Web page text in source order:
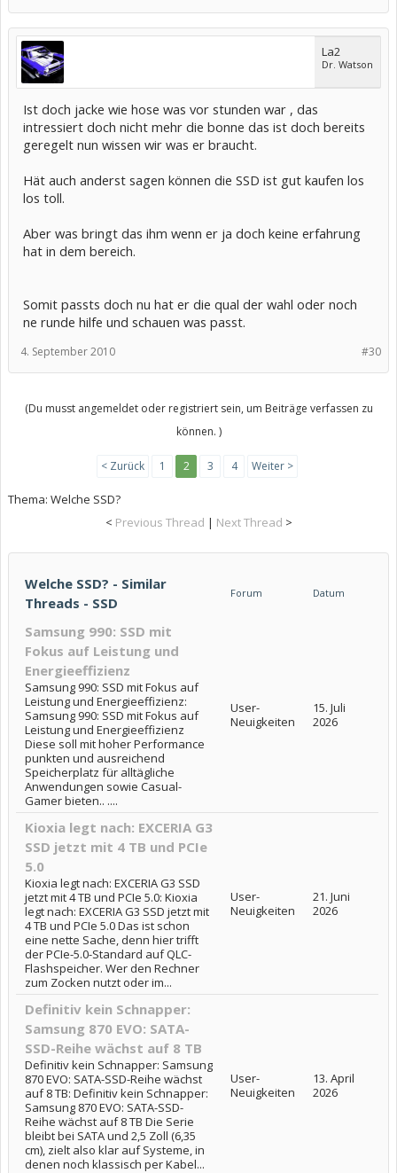
La2
Dr. Watson
Ist doch jacke wie hose was vor stunden war , das
intressiert doch nicht mehr die bonne das ist doch bereits
geregelt nun wissen wir was er braucht.
Hät auch anderst sagen können die SSD ist gut kaufen los
los toll.
Aber was bringt das ihm wenn er ja doch keine erfahrung
hat in dem bereich.
Somit passts doch nu hat er die qual der wahl oder noch
ne runde hilfe und schauen was passt.
#30
4. September 2010
(Du musst angemeldet oder registriert sein, um Beiträge verfassen zu
können. )
< Zurück 1 2 3 4 Weiter >
Thema: Welche SSD?
< Previous Thread | Next Thread >
Welche SSD? - Similar
Threads - SSD
Forum Datum
Samsung 990: SSD mit
Fokus auf Leistung und
Energieeffizienz
Samsung 990: SSD mit Fokus auf
Leistung und Energieeffizienz:
Samsung 990: SSD mit Fokus auf
Leistung und Energieeffizienz
Diese soll mit hoher Performance
punkten und ausreichend
Speicherplatz für alltägliche
Anwendungen sowie Casual-
Gamer bieten.. ....
User-
Neuigkeiten
15. Juli
2026
Kioxia legt nach: EXCERIA G3
SSD jetzt mit 4 TB und PCIe
5.0
Kioxia legt nach: EXCERIA G3 SSD
jetzt mit 4 TB und PCIe 5.0: Kioxia
legt nach: EXCERIA G3 SSD jetzt mit
4 TB und PCIe 5.0 Das ist schon
eine nette Sache, denn hier trifft
der PCIe-5.0-Standard auf QLC-
Flashspeicher. Wer den Rechner
zum Zocken nutzt oder im...
User-
Neuigkeiten
21. Juni
2026
Definitiv kein Schnapper:
Samsung 870 EVO: SATA-
SSD-Reihe wächst auf 8 TB
Definitiv kein Schnapper: Samsung
870 EVO: SATA-SSD-Reihe wächst
auf 8 TB: Definitiv kein Schnapper:
Samsung 870 EVO: SATA-SSD-
Reihe wächst auf 8 TB Die Serie
bleibt bei SATA und 2,5 Zoll (6,35
cm), zielt also klar auf Systeme, in
denen noch klassisch per Kabel...
User-
Neuigkeiten
13. April
2026